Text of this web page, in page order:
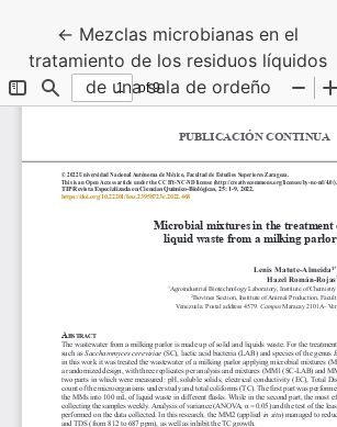
← Volver a los detalles del artículo
Mezclas microbianas en el
tratamiento de los residuos líquidos
de una sala de ordeño